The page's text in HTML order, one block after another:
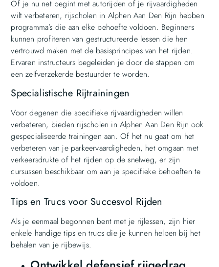
Of je nu net begint met autorijden of je rijvaardigheden
wilt verbeteren, rijscholen in Alphen Aan Den Rijn hebben
programma’s die aan elke behoefte voldoen. Beginners
kunnen profiteren van gestructureerde lessen die hen
vertrouwd maken met de basisprincipes van het rijden.
Ervaren instructeurs begeleiden je door de stappen om
een zelfverzekerde bestuurder te worden.
Specialistische Rijtrainingen
Voor degenen die specifieke rijvaardigheden willen
verbeteren, bieden rijscholen in Alphen Aan Den Rijn ook
gespecialiseerde trainingen aan. Of het nu gaat om het
verbeteren van je parkeervaardigheden, het omgaan met
verkeersdrukte of het rijden op de snelweg, er zijn
cursussen beschikbaar om aan je specifieke behoeften te
voldoen.
Tips en Trucs voor Succesvol Rijden
Als je eenmaal begonnen bent met je rijlessen, zijn hier
enkele handige tips en trucs die je kunnen helpen bij het
behalen van je rijbewijs.